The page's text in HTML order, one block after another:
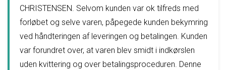
CHRISTENSEN. Selvom kunden var ok tilfreds med
forløbet og selve varen, påpegede kunden bekymring
ved håndteringen af leveringen og betalingen. Kunden
var forundret over, at varen blev smidt i indkørslen
uden kvittering og over betalingsproceduren. Denne